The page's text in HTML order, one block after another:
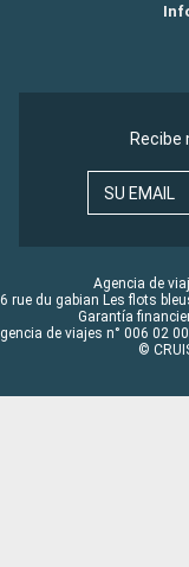
SU EMAIL
Agencia de
rue du gabian Les flots
Garantía
de viajes n° 006 02
©